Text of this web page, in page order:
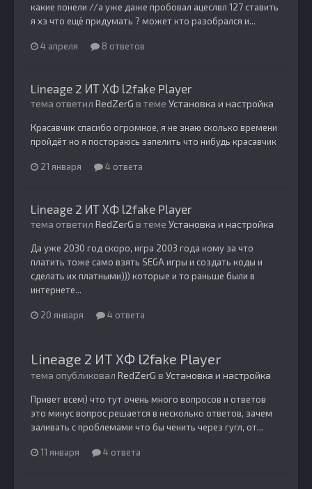
какие понели //a уже даже пробовал ацеслвл 127 ставить
я хз что ещё придумать ? может кто разобрался и...
4 апреля 8 ответов
Lineage 2 ИТ ХФ l2fake Player
тема ответил RedZerG в теме Установка и настройка
Красавчик спасибо огромное, я не знаю сколько времени
пройдёт но я постораюсь запелить что нибудь красавчик
21 января 4 ответа
Lineage 2 ИТ ХФ l2fake Player
тема ответил RedZerG в теме Установка и настройка
Да уже 2030 год скоро, игра 2003 года кому за что
платить тоже само взять SEGA игры и создать коды и
сделать их платными))) которые и то раньше были в
интернете...
20 января 4 ответа
Lineage 2 ИТ ХФ l2fake Player
тема опубликовал RedZerG в Установка и настройка
Привет всем) что тут очень много вопросов и ответов
это минус вопрос решается в несколько ответов, зачем
заливать с проблемами что бы ченить через гугл, от...
11 января 4 ответа